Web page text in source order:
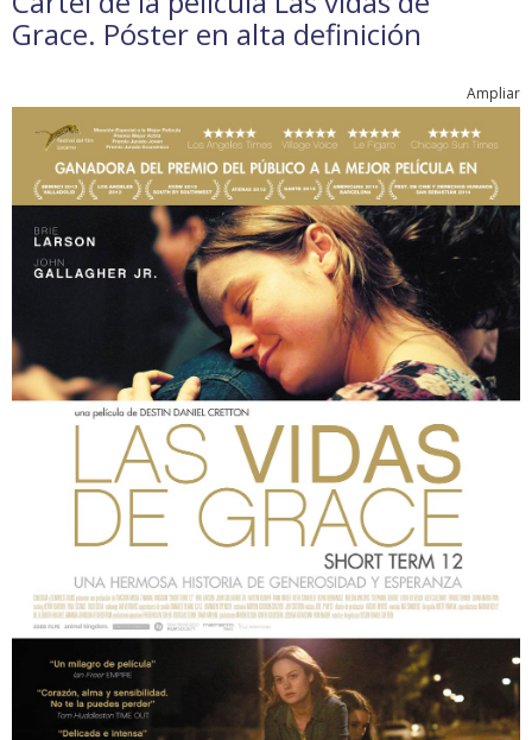
Grace. Póster en alta definición
Ampliar